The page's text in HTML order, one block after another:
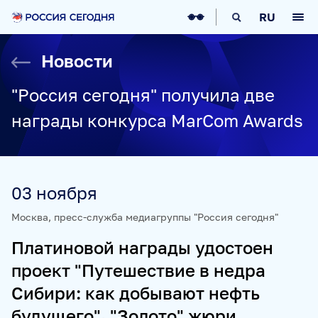
О НАС
О МЕДИАГРУППЕ
СОЦИАЛЬНАЯ ОТВЕТСТВЕННОСТЬ
РУКОВОДСТВО
КАРЬЕРА
СТАЖИРОВКА
IT-ВОЗМОЖНОСТИ
НОВОСТИ
КОНТАКТЫ
НАШИ СМИ
УКРАИНА.РУ
BALTNEWS
СОЦИАЛЬНЫЙ НАВИГАТОР
ARCTIC.RU
ПРОЕКТЫ
SPUTNIKPRO
КОНКУРС ИМЕНИ СТЕНИНА
ФЕСТИВАЛЬ KOKTEBEL JAZZ PARTY
RU
Новости
"Россия сегодня" получила две
награды конкурса MarCom Awards
03 ноября
Москва, пресс-служба медиагруппы "Россия сегодня"
Платиновой награды удостоен
проект "Путешествие в недра
Сибири: как добывают нефть